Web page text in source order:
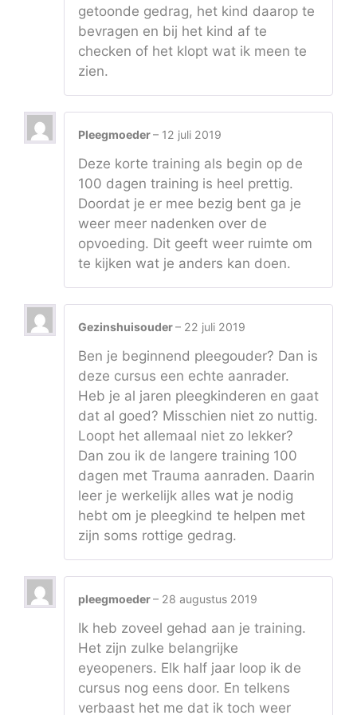
getoonde gedrag, het kind daarop te
bevragen en bij het kind af te
checken of het klopt wat ik meen te
zien.
Pleegmoeder– 12 juli 2019
Deze korte training als begin op de
100 dagen training is heel prettig.
Doordat je er mee bezig bent ga je
weer meer nadenken over de
opvoeding. Dit geeft weer ruimte om
te kijken wat je anders kan doen.
Gezinshuisouder– 22 juli 2019
Ben je beginnend pleegouder? Dan is
deze cursus een echte aanrader.
Heb je al jaren pleegkinderen en gaat
dat al goed? Misschien niet zo nuttig.
Loopt het allemaal niet zo lekker?
Dan zou ik de langere training 100
dagen met Trauma aanraden. Daarin
leer je werkelijk alles wat je nodig
hebt om je pleegkind te helpen met
zijn soms rottige gedrag.
pleegmoeder– 28 augustus 2019
Ik heb zoveel gehad aan je training.
Het zijn zulke belangrijke
eyeopeners. Elk half jaar loop ik de
cursus nog eens door. En telkens
verbaast het me dat ik toch weer